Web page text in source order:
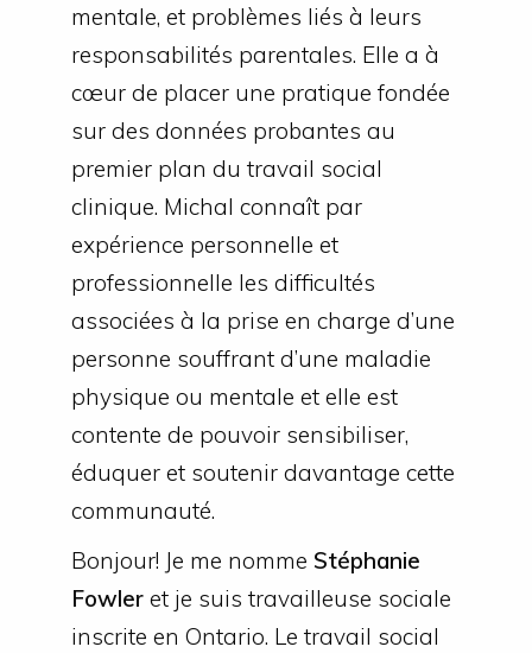
mentale, et problèmes liés à leurs
responsabilités parentales. Elle a à
cœur de placer une pratique fondée
sur des données probantes au
premier plan du travail social
clinique. Michal connaît par
expérience personnelle et
professionnelle les difficultés
associées à la prise en charge d’une
personne souffrant d’une maladie
physique ou mentale et elle est
contente de pouvoir sensibiliser,
éduquer et soutenir davantage cette
communauté.
Bonjour! Je me nomme Stéphanie
Fowler et je suis travailleuse sociale
inscrite en Ontario. Le travail social